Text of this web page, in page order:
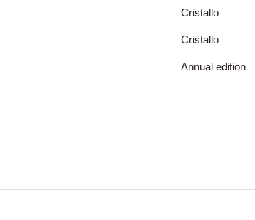
Cristallo
Cristallo
Annual edition